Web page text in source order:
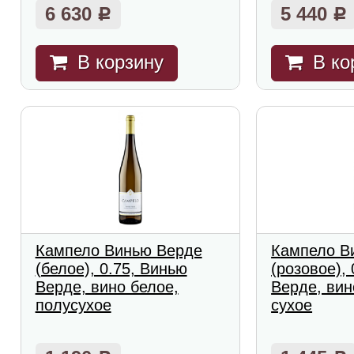
6 630 Р
В корзину
5 440 Р
В
Кампело Винью Верде
(белое), 0.75, Винью
Верде, вино белое,
полусухое
Кампело
Верде,
сухое